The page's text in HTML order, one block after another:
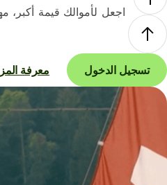
اجعل لأموالك قيمة أكبر،
تسجيل الدخول معرفة المزيد